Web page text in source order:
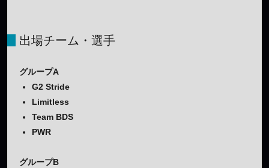
出場チーム・選手
グループA
G2 Stride
Limitless
Team BDS
PWR
グループB